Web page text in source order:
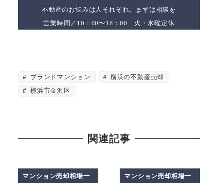
不動産のお悩みは人それぞれ。まずは相談を
営業時間／10：00〜18：00 火・水曜定休
ブランドマンション
横浜の不動産売却
横浜市金沢区
関連記事
マンション売却相場一
マンション売却相場一